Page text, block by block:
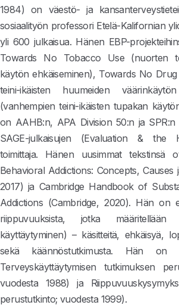
1984) on väestö- ja
sosiaalityön professori Etelä-Kalifornian
yli 600 julkaisua. Hänen EBP-
Towards No Tobacco Use (nuorten
käytön ehkäiseminen), Towards No
teini-ikäisten huumeiden
(vanhempien teini-ikäisten tupakan
on AAHB:n, APA Division 50:n ja SPR:n
SAGE-julkaisujen (Evaluation & the
toimittaja. Hänen uusimmat tekstinsä
Behavioral Addictions: Concepts, Causes
2017) ja Cambridge Handbook of
Addictions (Cambridge, 2020). Hän on
riippuvuuksista, jotka
käyttäytyminen) – käsitteitä, ehkäisyä,
sekä käännöstutkimusta. Hän on
Terveyskäyttäytymisen tutkimuksen
vuodesta 1988) ja
perustutkinto; vuodesta 1999).